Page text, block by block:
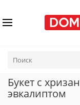
Букет с
эвкалиптом